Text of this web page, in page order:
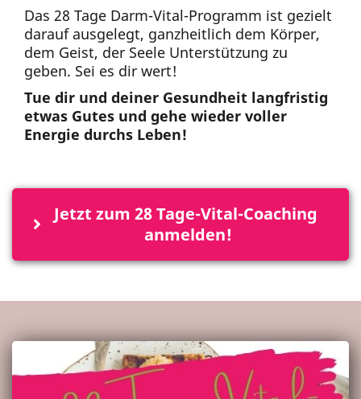
Das 28 Tage Darm-Vital-Programm ist gezielt
darauf ausgelegt, ganzheitlich dem Körper,
dem Geist, der Seele Unterstützung zu
geben. Sei es dir wert!
Tue dir und deiner Gesundheit langfristig
etwas Gutes und gehe wieder voller
Energie durchs Leben!
Jetzt zum 28 Tage-Vital-Coaching
anmelden!